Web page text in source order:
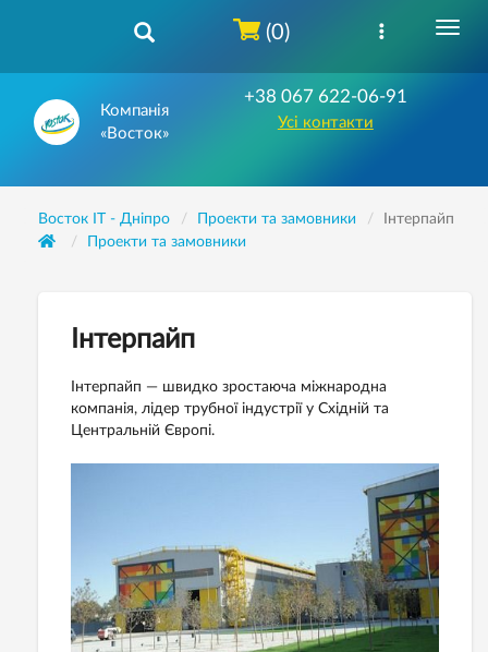
Компанія
«Восток»
+38 067 622-06-91
Усі контакти
(0)
Восток IT - Дніпро Проекти та замовники
Інтерпайп
Проекти та замовники
Інтерпайп
Інтерпайп — швидко зростаюча міжнародна
компанія, лідер трубної індустрії у Східній та
Центральній Європі.